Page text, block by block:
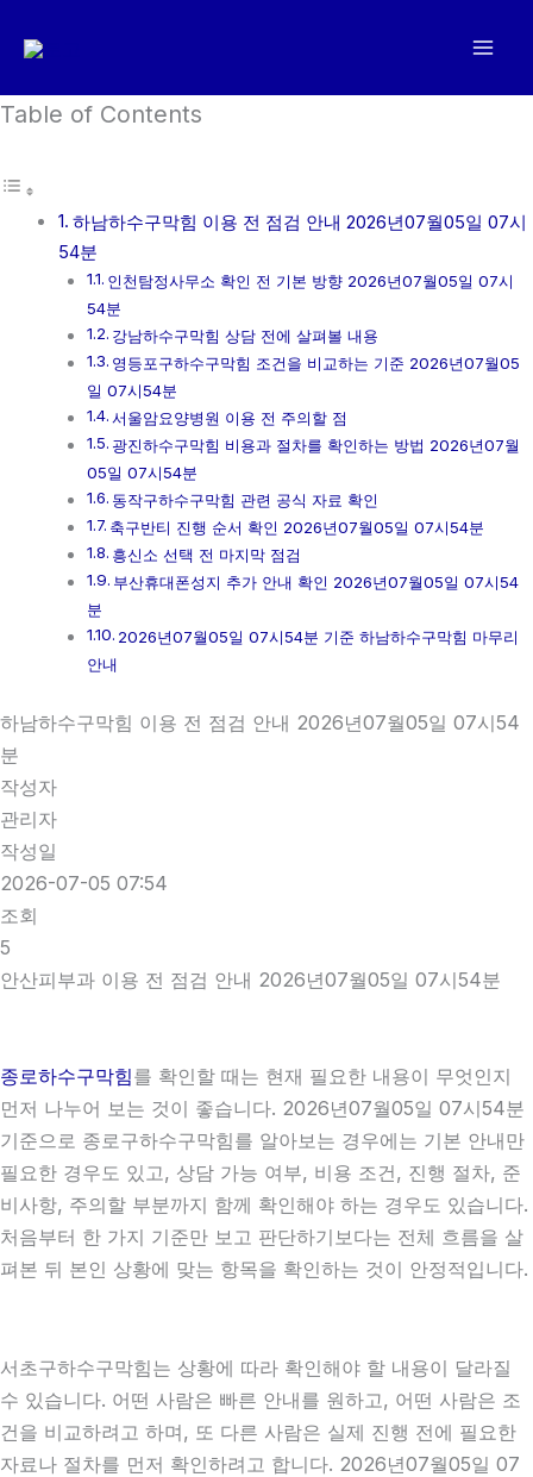
로
너
Table of Contents
하남하수구막힘 이용 전 점검 안내 2026년07월05일 07시
54분
인천탐정사무소 확인 전 기본 방향 2026년07월05일 07시
54분
강남하수구막힘 상담 전에 살펴볼 내용
영등포구하수구막힘 조건을 비교하는 기준 2026년07월05
일 07시54분
서울암요양병원 이용 전 주의할 점
광진하수구막힘 비용과 절차를 확인하는 방법 2026년07월
05일 07시54분
동작구하수구막힘 관련 공식 자료 확인
축구반티 진행 순서 확인 2026년07월05일 07시54분
흥신소 선택 전 마지막 점검
부산휴대폰성지 추가 안내 확인 2026년07월05일 07시54
분
2026년07월05일 07시54분 기준 하남하수구막힘 마무리
안내
하남하수구막힘 이용 전 점검 안내 2026년07월05일 07시54
분
작성자
관리자
작성일
2026-07-05 07:54
조회
5
안산피부과 이용 전 점검 안내 2026년07월05일 07시54분
종로하수구막힘를 확인할 때는 현재 필요한 내용이 무엇인지
먼저 나누어 보는 것이 좋습니다. 2026년07월05일 07시54분
기준으로 종로구하수구막힘를 알아보는 경우에는 기본 안내만
필요한 경우도 있고, 상담 가능 여부, 비용 조건, 진행 절차, 준
비사항, 주의할 부분까지 함께 확인해야 하는 경우도 있습니다.
처음부터 한 가지 기준만 보고 판단하기보다는 전체 흐름을 살
펴본 뒤 본인 상황에 맞는 항목을 확인하는 것이 안정적입니다.
서초구하수구막힘는 상황에 따라 확인해야 할 내용이 달라질
수 있습니다. 어떤 사람은 빠른 안내를 원하고, 어떤 사람은 조
건을 비교하려고 하며, 또 다른 사람은 실제 진행 전에 필요한
자료나 절차를 먼저 확인하려고 합니다. 2026년07월05일 07